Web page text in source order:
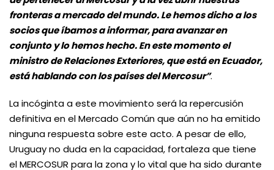
fronteras a mercado del mundo. Le hemos dicho a los
socios que íbamos a informar, para avanzar en
conjunto y lo hemos hecho. En este momento el
ministro de Relaciones Exteriores, que está en Ecuador,
está hablando con los países del Mercosur”.
La incóginta a este movimiento será la repercusión
definitiva en el Mercado Común que aún no ha emitido
ninguna respuesta sobre este acto. A pesar de ello,
Uruguay no duda en la capacidad, fortaleza que tiene
el MERCOSUR para la zona y lo vital que ha sido durante